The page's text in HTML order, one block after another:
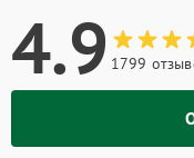
4.9 1799